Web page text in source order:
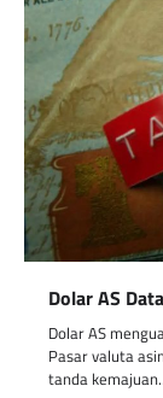
Dolar AS
Dolar AS
Pasar valuta
tanda